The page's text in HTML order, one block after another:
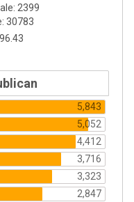
2399
30783
5,843
5,052
4,412
3,716
3,323
2,847